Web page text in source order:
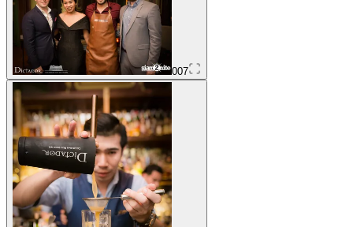
007